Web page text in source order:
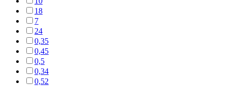
18
7
24
0,35
0,45
0,5
0,34
0,52